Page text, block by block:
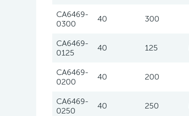
CA6469-
0300
40 300
CA6469-
0125
40 125
CA6469-
0200
40 200
CA6469-
0250
40 250